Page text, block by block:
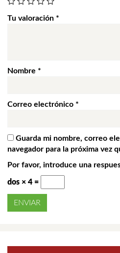
Tu valoración *
Nombre *
Correo electrónico *
Guarda mi nombre, correo
navegador para la próxima vez
Por favor, introduce una
dos × 4 =